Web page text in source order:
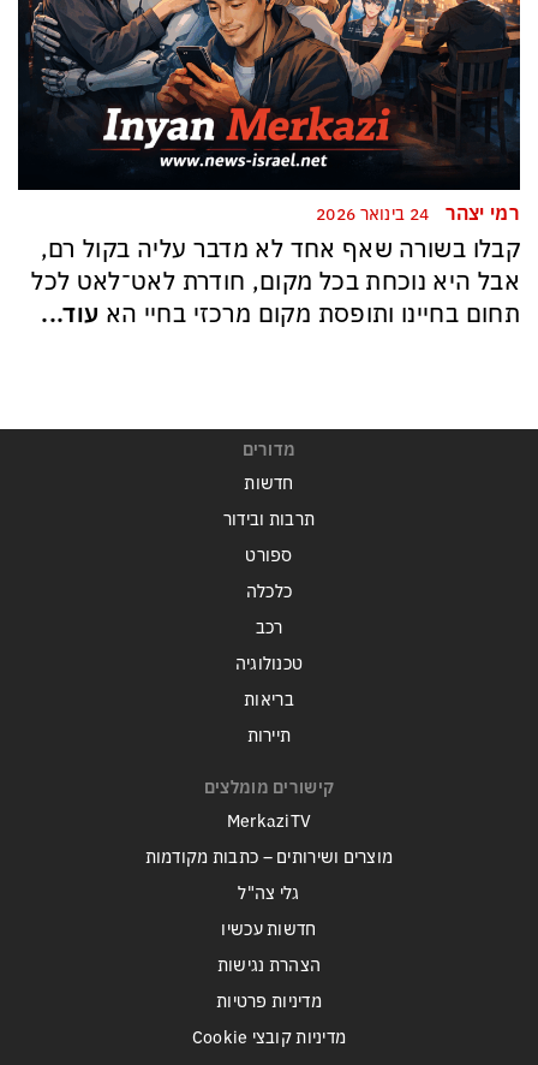
רמי יצהר
קבלו בשורה שאף אחד לא מדבר עליה בקול רם,
אבל היא נוכחת בכל מקום, חודרת לאט־לאט לכל
תחום בחיינו ותופסת מקום מרכזי בחיי הא עוד...
מדורים
חדשות
תרבות ובידור
ספורט
כלכלה
רכב
טכנולוגיה
בריאות
תיירות
קישורים מומלצים
MerkaziTV
מוצרים ושירותים – כתבות מקודמות
גלי צה"ל
חדשות עכשיו
הצהרת נגישות
מדיניות פרטיות
מדיניות קובצי Cookie